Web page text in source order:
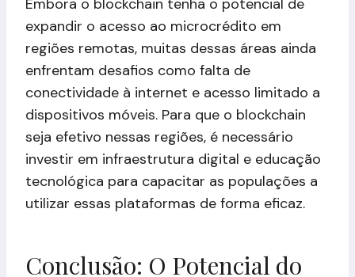
expandir o acesso ao microcrédito em
regiões remotas, muitas dessas áreas ainda
enfrentam desafios como falta de
conectividade à internet e acesso limitado a
dispositivos móveis. Para que o blockchain
seja efetivo nessas regiões, é necessário
investir em infraestrutura digital e educação
tecnológica para capacitar as populações a
utilizar essas plataformas de forma eficaz.
Conclusão: O Potencial do